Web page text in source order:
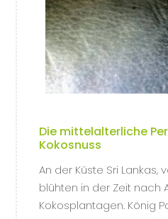
Die mittelalterliche
Kokosnuss
An der Küste Sri Lankas,
blühten in der Zeit nach
Kokosplantagen. König